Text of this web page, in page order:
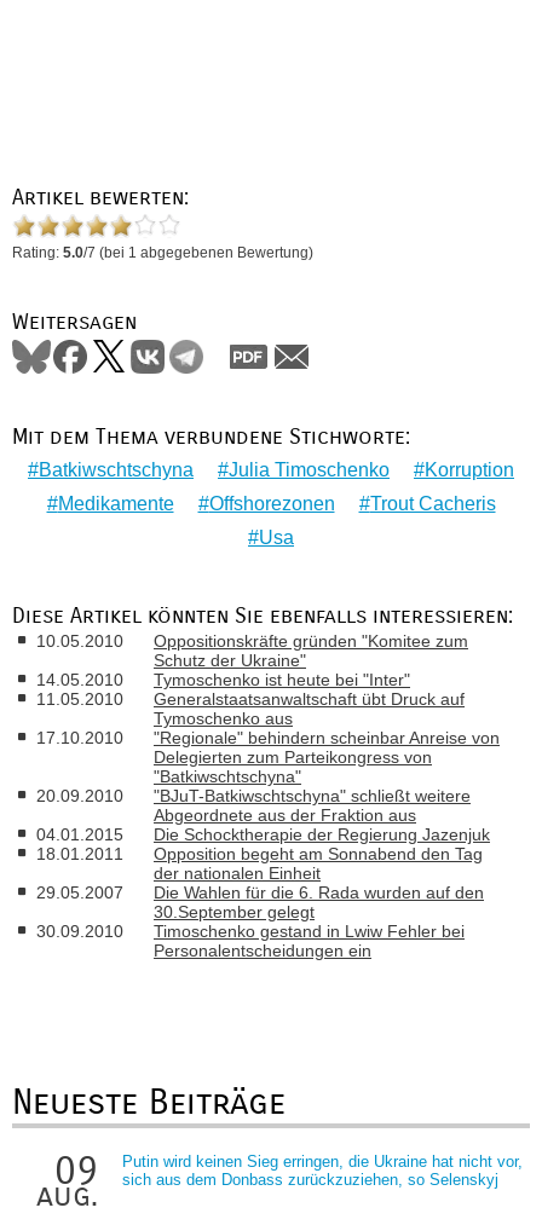
Artikel bewerten:
Rating: 5.0/7 (bei 1 abgegebenen Bewertung)
Weitersagen
Mit dem Thema verbundene Stichworte:
Batkiwschtschyna Julia Timoschenko
Korruption
Medikamente
Offshorezonen
Trout Cacheris
Usa
Diese Artikel könnten Sie ebenfalls interessieren:
10.05.2010
Oppositionskräfte gründen "Komitee zum
Schutz der Ukraine"
14.05.2010
Tymoschenko ist heute bei "Inter"
11.05.2010
Generalstaatsanwaltschaft übt Druck auf
Tymoschenko aus
17.10.2010
"Regionale" behindern scheinbar Anreise von
Delegierten zum Parteikongress von
"Batkiwschtschyna"
20.09.2010
"BJuT-Batkiwschtschyna" schließt weitere
Abgeordnete aus der Fraktion aus
04.01.2015
Die Schocktherapie der Regierung Jazenjuk
18.01.2011
Opposition begeht am Sonnabend den Tag
der nationalen Einheit
29.05.2007
Die Wahlen für die 6. Rada wurden auf den
30.September gelegt
30.09.2010
Timoschenko gestand in Lwiw Fehler bei
Personalentscheidungen ein
Neueste Beiträge
09
aug.
Putin wird keinen Sieg erringen, die Ukraine hat nicht vor,
sich aus dem Donbass zurückzuziehen, so Selenskyj